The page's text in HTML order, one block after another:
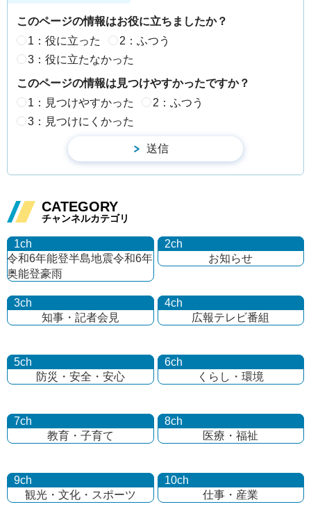
このページの情報はお役に立ちましたか？
1：役に立った
2：ふつう
3：役に立たなかった
このページの情報は見つけやすかったですか？
1：見つけやすかった
2：ふつう
3：見つけにくかった
CATEGORY
チャンネルカテゴリ
1ch
令和6年能登半島地震令和6年
奥能登豪雨
2ch
お知らせ
3ch
知事・記者会見
4ch
広報テレビ番組
5ch
防災・安全・安心
6ch
くらし・環境
7ch
教育・子育て
8ch
医療・福祉
9ch
観光・文化・ スポーツ
10ch
仕事・産業